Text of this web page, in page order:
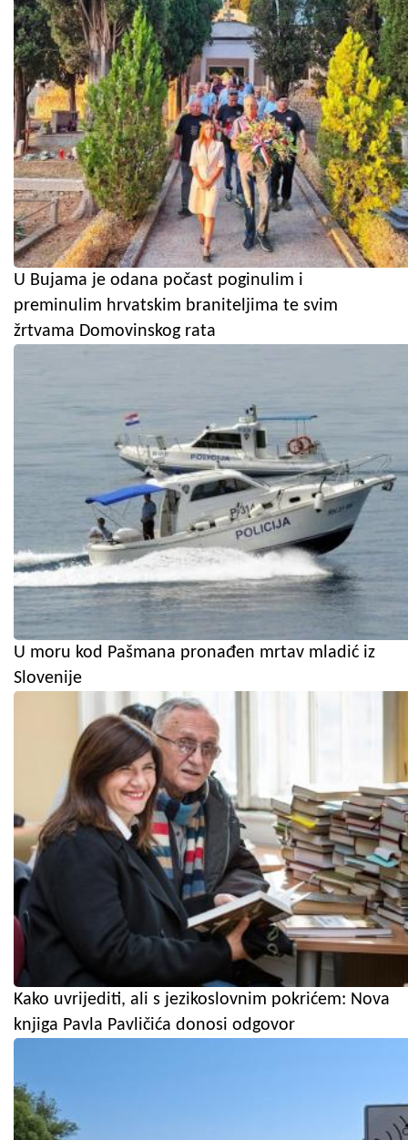
U Bujama je odana počast poginulim i
preminulim hrvatskim braniteljima te svim
žrtvama Domovinskog rata
U moru kod Pašmana pronađen mrtav mladić iz
Slovenije
Kako uvrijediti, ali s jezikoslovnim pokrićem: Nova
knjiga Pavla Pavličića donosi odgovor